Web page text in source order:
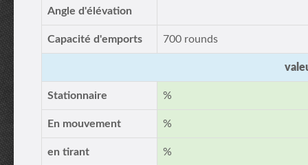
Angle d'élévation
Capacité d'emports 700 rounds
Stationnaire %
En mouvement %
en tirant %